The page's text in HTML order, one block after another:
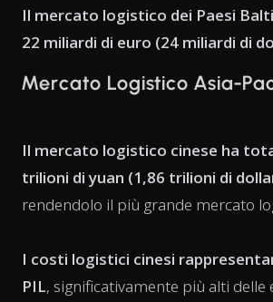
Il mercato logistico dei Paesi
22 miliardi di euro (24 miliardi di
Mercato Logistico Asia-
Il mercato logistico cinese ha
trilioni di yuan (1,86 trilioni di
rendendolo il più grande mercato
I costi logistici cinesi
PIL, significativamente più alti delle